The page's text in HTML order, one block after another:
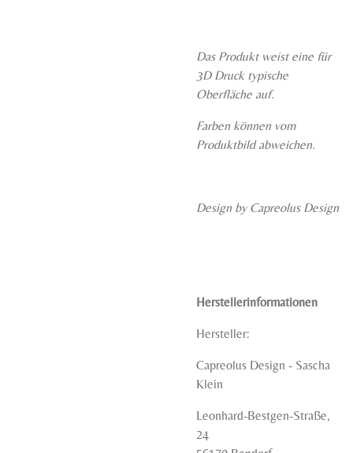
Das Produkt weist eine für
3D Druck typische
Oberfläche auf.
Farben können vom
Produktbild abweichen.
Design by Capreolus Design
Herstellerinformationen
Hersteller:
Capreolus Design - Sascha
Klein
Leonhard-Bestgen-Straße,
24